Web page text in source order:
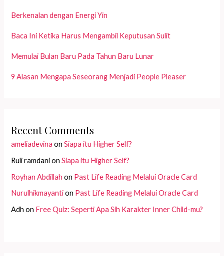
Berkenalan dengan Energi Yin
Baca Ini Ketika Harus Mengambil Keputusan Sulit
Memulai Bulan Baru Pada Tahun Baru Lunar
9 Alasan Mengapa Seseorang Menjadi People Pleaser
Recent Comments
ameliadevina onSiapa itu Higher Self?
Ruli ramdanionSiapa itu Higher Self?
Royhan Abdillah on Past Life Reading Melalui Oracle Card
Nurulhikmayantion Past Life Reading Melalui Oracle Card
Adh on Free Quiz: Seperti Apa Sih Karakter Inner Child-mu?